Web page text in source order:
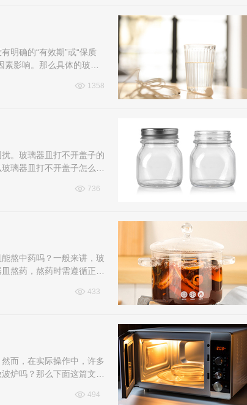
明确的“有效期”或“保质
影响。那么具体的玻璃
1358
。玻璃器皿打不开盖子的
璃器皿打不开盖子怎么办
736
熬中药吗？一般来讲，玻
熬药，熬药时需遵循正确
433
而，在实际操作中，许多
炉吗？那么下面这篇文章
494